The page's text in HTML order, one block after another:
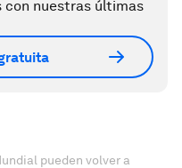
con nuestras últimas
pueden volver a